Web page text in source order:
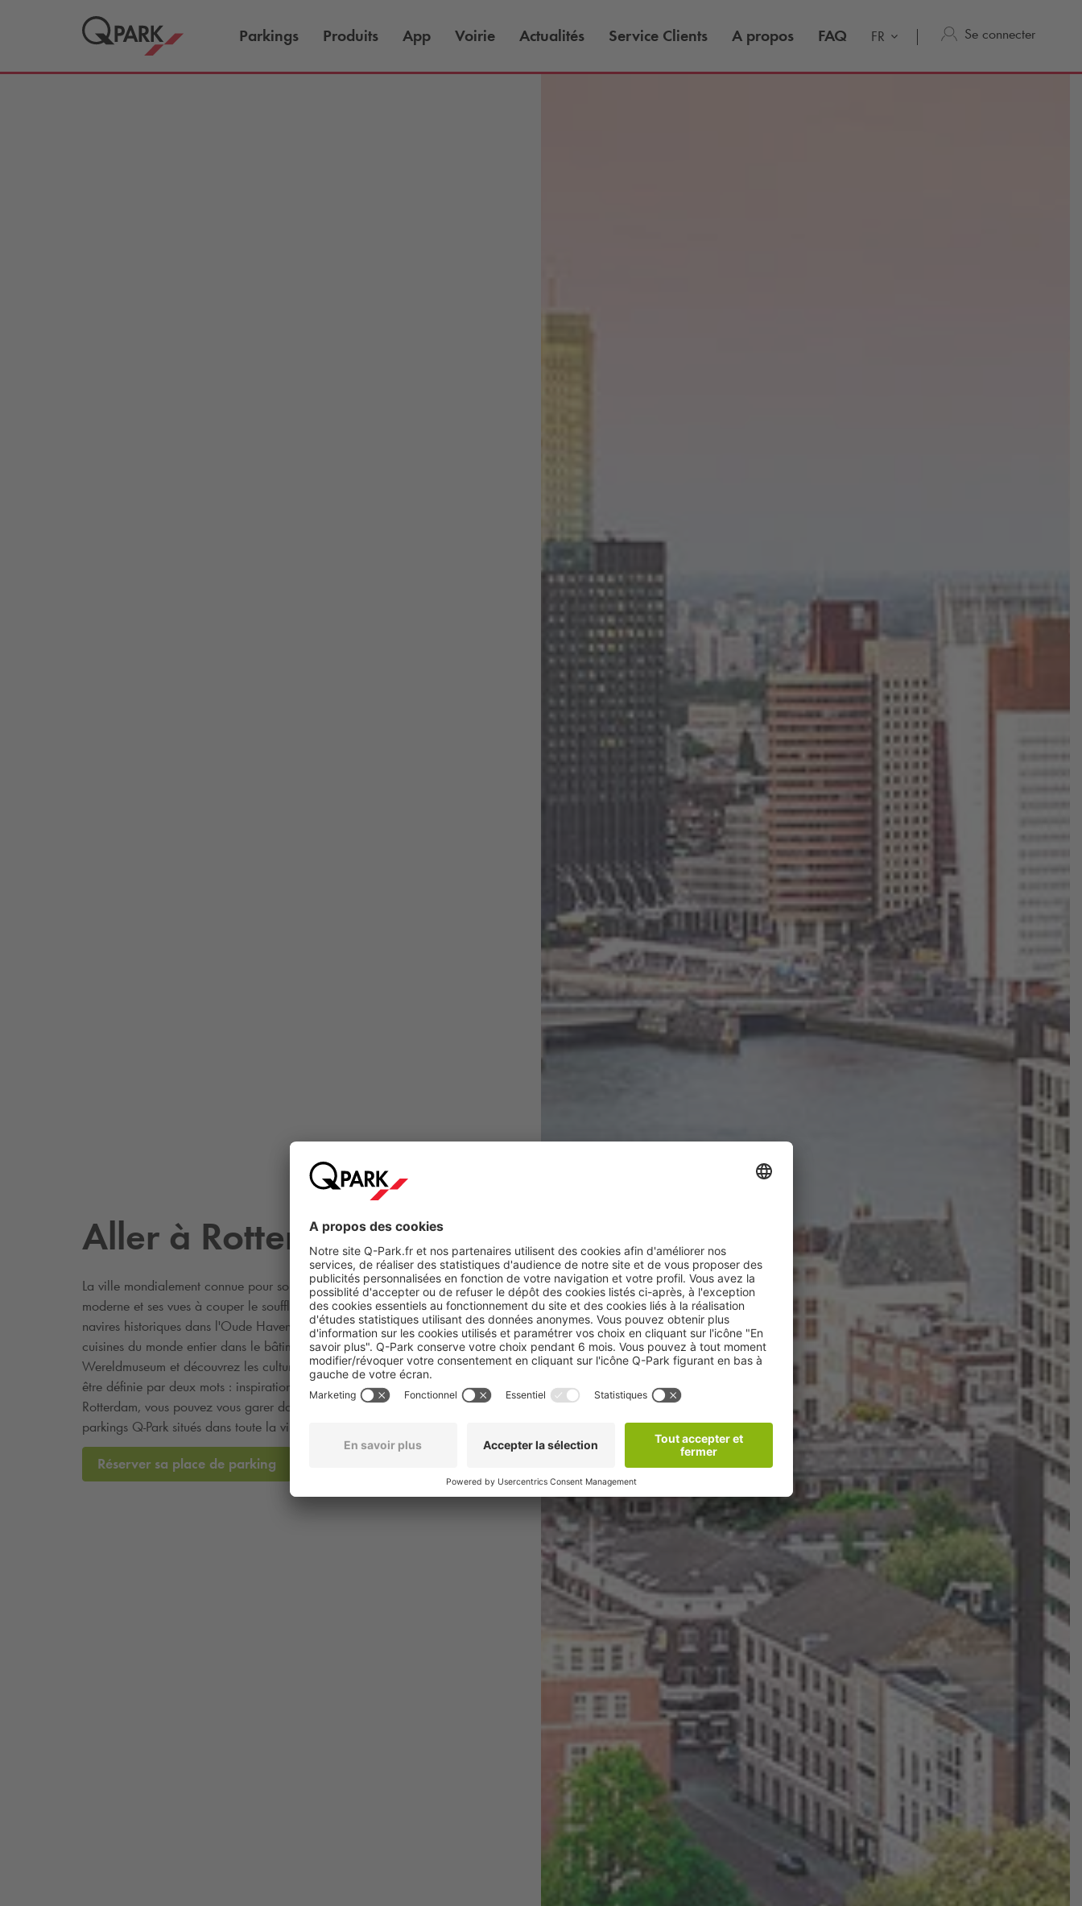
Parkings Produits App Voirie Actualités Service Clients A propos FAQ FR Se connecter
Aller à Rotterdam
La ville mondialement connue pour son architecture, son art
moderne et ses vues à couper le souffle, promenez-vous devant les
navires historiques dans l'Oude Haven (vieux port), dégustez des
cuisines du monde entier dans le bâtiment Markthal ou visitez le
Wereldmuseum et découvrez les cultures du monde. La ville peut
être définie par deux mots : inspiration et innovation. Si vous visitez
Rotterdam, vous pouvez vous garer dans l'un des nombreux
parkings Q-Park situés dans toute la ville.
Réserver sa place de parking